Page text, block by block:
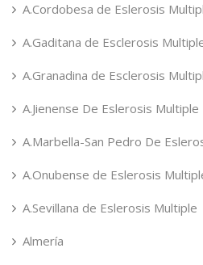
A.Cordobesa de Eslerosis
A.Gaditana de Esclerosis
A.Granadina de Esclerosis
A.Jienense De Eslerosis Multiple
A.Marbella-San Pedro De
A.Onubense de Eslerosis
A.Sevillana de Eslerosis Multiple
Almería